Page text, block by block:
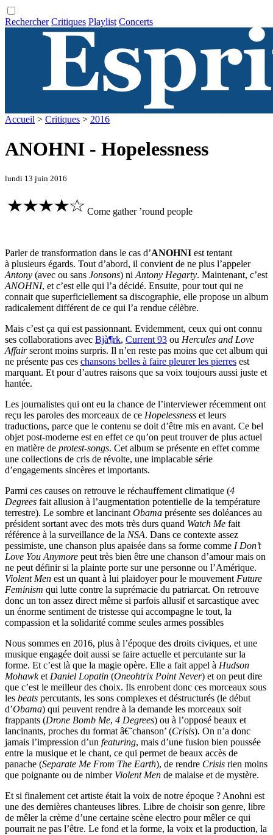
Rechercher Critiques Playlist Concerts
Accueil > Critiques > 2016
ANOHNI - Hopelessness
lundi 13 juin 2016
Come gather ’round people
Parler de transformation dans le cas d’ANOHNI est tentant
à plusieurs égards. Tout d’abord, il convient de ne plus l’appeler
Antony (avec ou sans Jonsons) ni Antony Hegarty. Maintenant, c’est
ANOHNI, et c’est elle qui l’a décidé. Ensuite, pour tout qui ne
connait que superficiellement sa discographie, elle propose un album
radicalement différent de ce qui l’a rendue célèbre.
Mais c’est ça qui est passionnant. Evidemment, ceux qui ont connu
ses collaborations avec Bjà¶rk, Current 93 ou Hercules and Love
Affairseront moins surpris. Il n’en reste pas moins que cet album qui
ne présente pas ces chansons belles à faire pleurer les pierres est
marquant. Et pour d’autres raisons que sa voix toujours aussi juste et
hantée.
Les journalistes qui ont eu la chance de l’interviewer récemment ont
reçu les paroles des morceaux de ce Hopelessness et leurs
traductions, parce que le contenu se doit d’être mis en avant. Ce bel
objet post-moderne est en effet ce qu’on peut trouver de plus actuel
en matière de protest-songs. Cet album se présente en effet comme
une collections de cris de révolte, une implacable série
d’engagements sincères et importants.
Parmi ces causes on retrouve le réchauffement climatique (4
Degrees fait allusion à l’augmentation potentielle de la température
terrestre). Le sombre et lancinant Obama présente ses doléances au
président sortant avec des mots très durs quand Watch Me fait
référence à la surveillance de la NSA. Dans ce contexte assez
pessimiste, une chanson plus apaisée dans sa forme comme I Don’t
Love You Anymore peut très bien être une chanson d’amour mais on
ne peut définir si la plainte porte sur une personne ou l’Amérique.
Violent Men est un quant à lui plaidoyer pour le mouvement Future
Feminism qui lutte contre la suprémacie du patriarcat. On retrouve
donc un ton assez direct même si parfois allusif et sarcastique avec
un énorme sentiment de tristesse qui accompagne le tout, la
compassion et la solidarité comme seules armes possibles
Nous sommes en 2016, plus à l’époque des droits civiques, et une
musique engagée doit aussi se faire actuelle et percutante sur la
forme. Et c’est là que la magie opère. Elle a fait appel à Hudson
Mohawket Daniel Lopatin (Oneohtrix Point Never) et on peut dire
que c’est le meilleur des choix. Ils enrobent donc ces morceaux sous
les beats percutants, les sons complexes et déstructurés (le début
d’Obama) qui peuvent rendre à la demande les morceaux soit
frappants (Drone Bomb Me, 4 Degrees) ou à l’opposé beaux et
lancinants, proches du format â€˜chanson’ (Crisis). On n’a donc
jamais l’impression d’un featuring, mais d’une fusion bien poussée
entre la musique et le chant, ce qui permet de beaux accès de
panache (Separate Me From The Earth), de rendre Crisis rien moins
que poignante ou de nimber Violent Men de malaise et de mystère.
Et si finalement cet artiste était la voix de notre époque ? Anohni est
une des dernières chanteuses libres. Libre de choisir son genre, libre
de mêler la crème d’une certaine scène electro pour mêler ce qui
pourrait ne pas l’être. Le fond et la forme, la voix et la production, la